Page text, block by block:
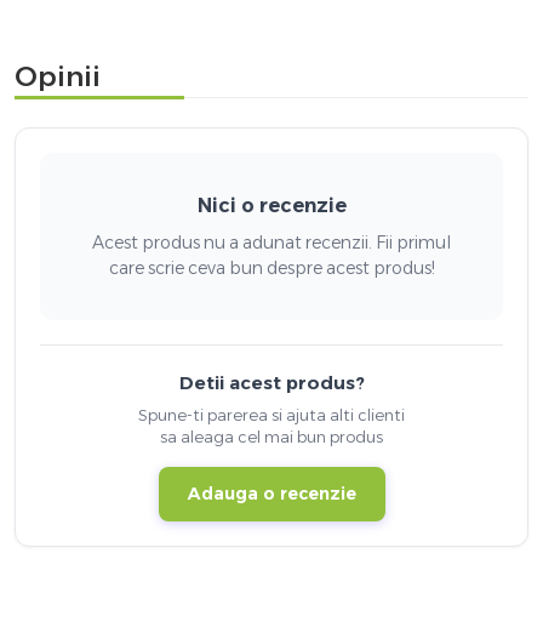
Opinii
Nici o recenzie
Acest produs nu a adunat recenzii. Fii primul
care scrie ceva bun despre acest produs!
Detii acest produs?
Spune-ti parerea si ajuta alti clienti
sa aleaga cel mai bun produs
Adauga o recenzie